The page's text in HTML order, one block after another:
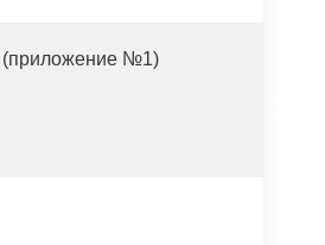
(приложение №1)